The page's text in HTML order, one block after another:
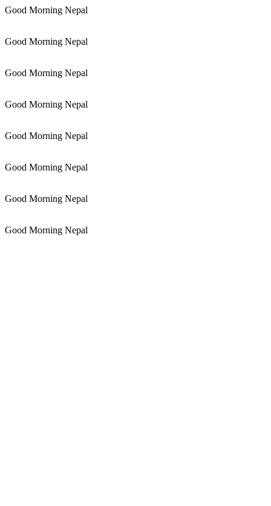
Good Morning Nepal
Good Morning Nepal
Good Morning Nepal
Good Morning Nepal
Good Morning Nepal
Good Morning Nepal
Good Morning Nepal
Good Morning Nepal